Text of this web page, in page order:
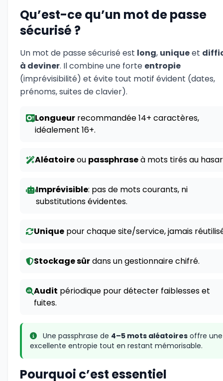
Qu’est-ce qu’un mot de passe
sécurisé ?
Un mot de passe sécurisé est long, uniqueet
à deviner. Il combine une forte entropie
(imprévisibilité) et évite tout motif évident (dates,
prénoms, suites de clavier).
Longueur recommandée 14+ caractères,
idéalement 16+.
Aléatoireou passphraseà mots tirés au
Imprévisible: pas de mots courants, ni
substitutions évidentes.
Unique pour chaque site/service, jamais
Stockage sûrdans un gestionnaire chifré.
Audit périodique pour détecter faiblesses et
fuites.
Une passphrase de 4–5 mots aléatoires offre une
excellente entropie tout en restant mémorisable.
Pourquoi c’est essentiel